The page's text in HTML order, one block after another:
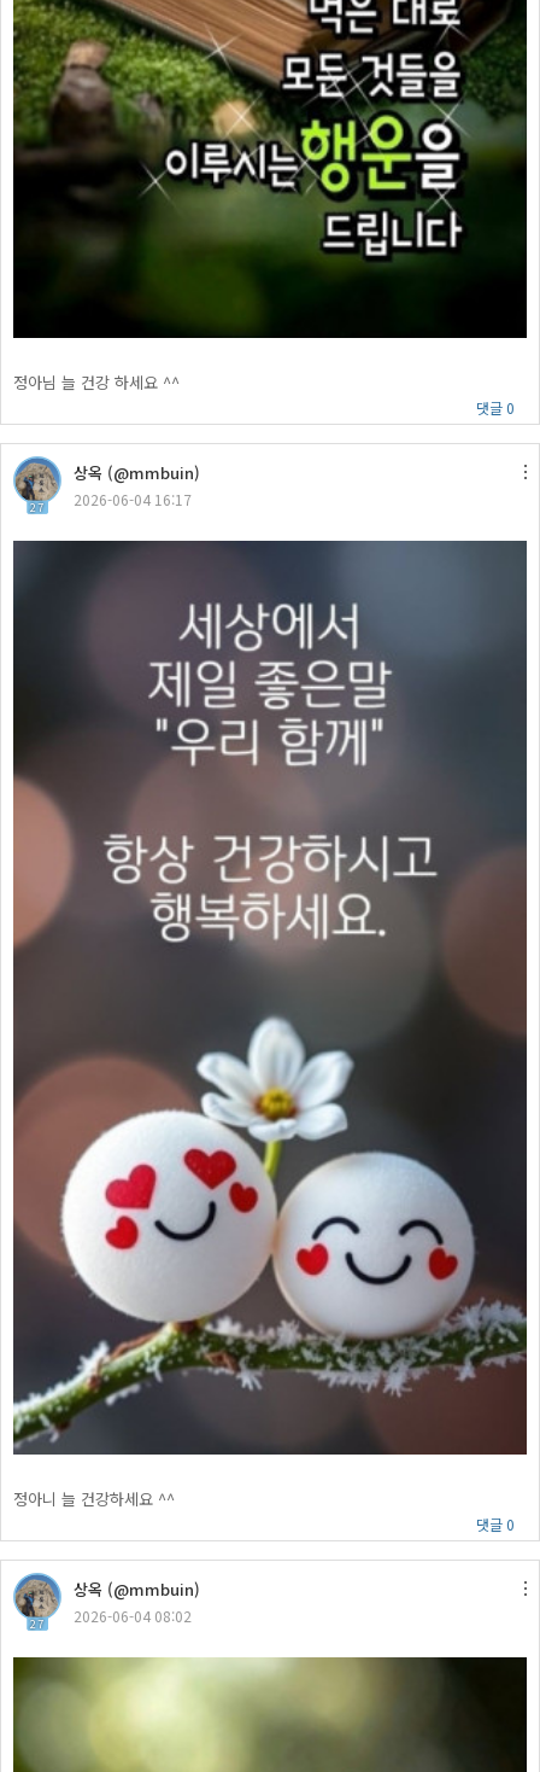
정아님 늘 건강 하세요 ^^
댓글 0
27
상옥 (@mmbuin)
2026-06-04 16:17
정아니 늘 건강하세요 ^^
댓글 0
27
상옥 (@mmbuin)
2026-06-04 08:02